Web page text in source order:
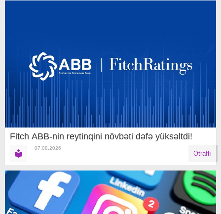
Fitch ABB-nin reytinqini növbəti dəfə yüksəltdi!
07.08.2026
Ətraflı